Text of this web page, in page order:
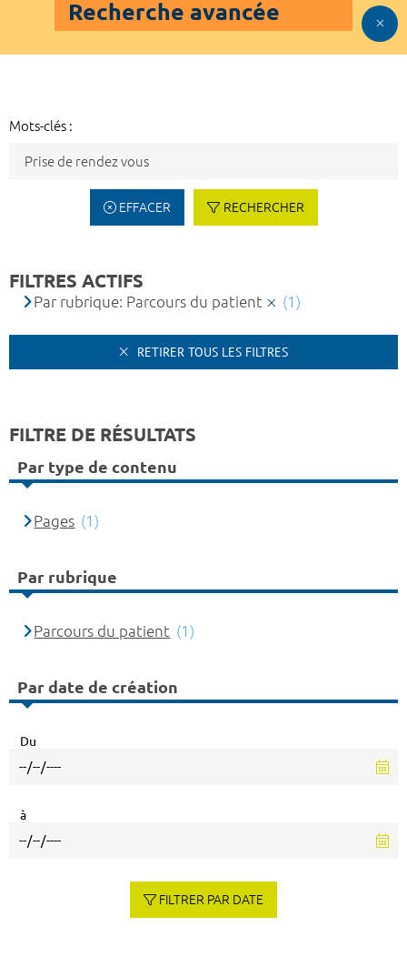
Recherche avancée
Mots-clés :
EFFACER RECHERCHER
FILTRES ACTIFS
Par rubrique: Parcours du patient (1)
RETIRER TOUS LES FILTRES
FILTRE DE RÉSULTATS
Par type de contenu
Pages (1)
Par rubrique
Parcours du patient (1)
Par date de création
Du
à
FILTRER PAR DATE